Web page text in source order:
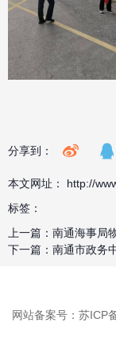
分享到：
本文网址： http://
标签：
上一篇： 南通海事局
下一篇： 南通市政务
网站备案号：苏ICP